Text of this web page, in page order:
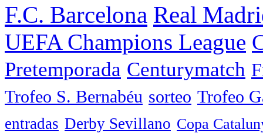
F.C. Barcelona Real
UEFA Champions League
Pretemporada Centurymatch
Trofeo S. Bernabéu sorteo Trofeo
entradas Derby Sevillano Copa